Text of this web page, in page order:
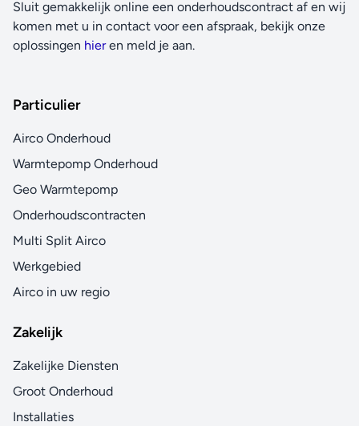
Sluit gemakkelijk online een onderhoudscontract af en wij
komen met u in contact voor een afspraak, bekijk onze
oplossingen hieren meld je aan.
Particulier
Airco Onderhoud
Warmtepomp Onderhoud
Geo Warmtepomp
Onderhoudscontracten
Multi Split Airco
Werkgebied
Airco in uw regio
Zakelijk
Zakelijke Diensten
Groot Onderhoud
Installaties